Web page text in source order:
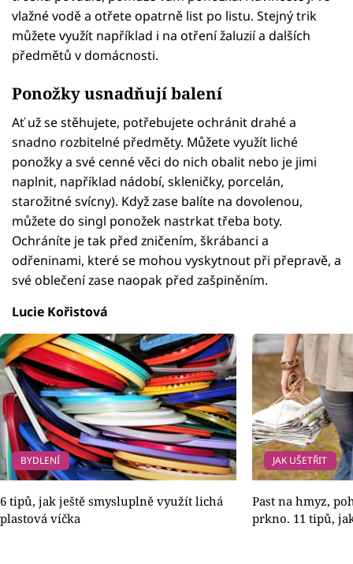
vlažné vodě a otřete opatrně list po listu. Stejný trik
můžete využít například i na otření žaluzií a dalších
předmětů v domácnosti.
Ponožky usnadňují balení
Ať už se stěhujete, potřebujete ochránit drahé a
snadno rozbitelné předměty. Můžete využít liché
ponožky a své cenné věci do nich obalit nebo je jimi
naplnit, například nádobí, skleničky, porcelán,
starožitné svícny). Když zase balíte na dovolenou,
můžete do singl ponožek nastrkat třeba boty.
Ochráníte je tak před zničením, škrábanci a
odřeninami, které se mohou vyskytnout při přepravě, a
své oblečení zase naopak před zašpiněním.
Lucie Kořistová
BYDLENÍ
6 tipů, jak ještě smysluplně využít lichá
plastová víčka
JAK UŠETŘIT
Past na hmyz,
prkno. 11 tipů,